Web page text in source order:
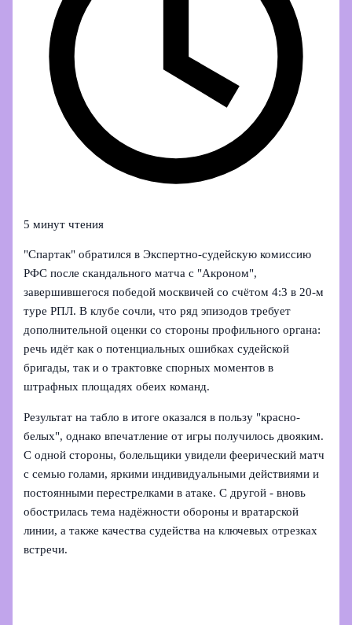
5 минут чтения
"Спартак" обратился в Экспертно‑судейскую комиссию
РФС после скандального матча с "Акроном",
завершившегося победой москвичей со счётом 4:3 в 20-м
туре РПЛ. В клубе сочли, что ряд эпизодов требует
дополнительной оценки со стороны профильного органа:
речь идёт как о потенциальных ошибках судейской
бригады, так и о трактовке спорных моментов в
штрафных площадях обеих команд.
Результат на табло в итоге оказался в пользу "красно-
белых", однако впечатление от игры получилось двояким.
С одной стороны, болельщики увидели феерический матч
с семью голами, яркими индивидуальными действиями и
постоянными перестрелками в атаке. С другой - вновь
обострилась тема надёжности обороны и вратарской
линии, а также качества судейства на ключевых отрезках
встречи.